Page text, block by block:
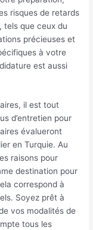
risques de retards
tels que ceux du
précieuses et
à votre
est aussi
il est tout
d’entretien pour
évalueront
en Turquie. Au
raisons pour
destination pour
correspond à
Soyez prêt à
vos modalités de
tous les